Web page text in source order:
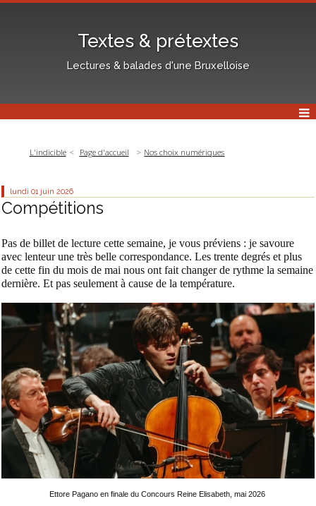
Textes & prétextes
Lectures & balades d'une Bruxelloise
L'indicible Page d'accueil Nos choix numériques
lundi 01 juin 2026
Compétitions
Pas de billet de lecture cette semaine, je vous préviens : je savoure
avec lenteur une très belle correspondance. Les trente degrés et plus
de cette fin du mois de mai nous ont fait changer de rythme la semaine
dernière. Et pas seulement à cause de la température.
Ettore Pagano en finale du Concours Reine Elisabeth, mai 2026